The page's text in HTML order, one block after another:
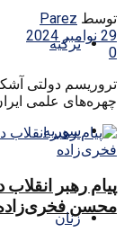
ترکیه
سوریه
زنان
توسط Parez
29 نوامبر 2024
0
تروریسم دولتی
چهره‌های علمی
پیام رهبر
محسن